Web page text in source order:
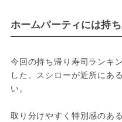
ホームパーティには持
今回の持ち帰り寿司ランキ
した。スシローが近所にあ
い。
取り分けやすく特別感のあ